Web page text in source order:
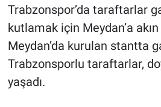
Trabzonspor’da taraftarlar
kutlamak için Meydan’a
Meydan’da kurulan stantta
Trabzonsporlu taraftarlar,
yaşadı.